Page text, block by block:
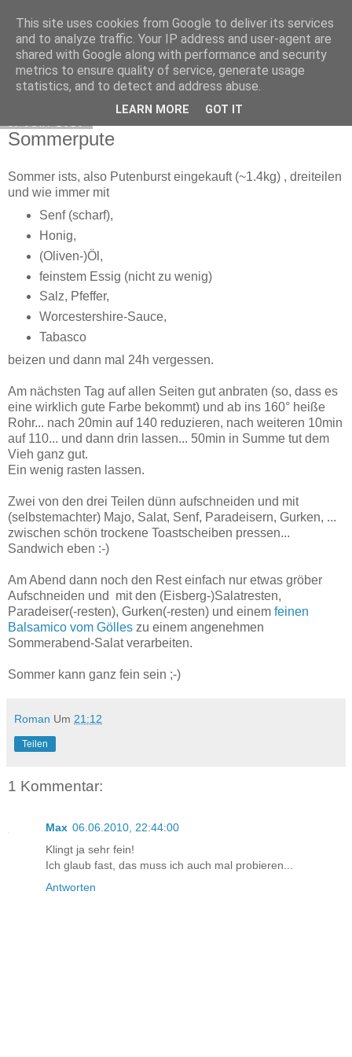
Exec Mampf
Sommerpute
Sommer ists, also Putenburst eingekauft (~1.4kg) , dreiteilen
und wie immer mit
Senf (scharf),
Honig,
(Oliven-)Öl,
feinstem Essig (nicht zu wenig)
Salz, Pfeffer,
Worcestershire-Sauce,
Tabasco
beizen und dann mal 24h vergessen.
Am nächsten Tag auf allen Seiten gut anbraten (so, dass es
eine wirklich gute Farbe bekommt) und ab ins 160° heiße
Rohr... nach 20min auf 140 reduzieren, nach weiteren 10min
auf 110... und dann drin lassen... 50min in Summe tut dem
Vieh ganz gut.
Ein wenig rasten lassen.
Zwei von den drei Teilen dünn aufschneiden und mit
(selbstemachter) Majo, Salat, Senf, Paradeisern, Gurken, ...
zwischen schön trockene Toastscheiben pressen...
Sandwich eben :-)
Am Abend dann noch den Rest einfach nur etwas gröber
Aufschneiden und mit den (Eisberg-)Salatresten,
Paradeiser(-resten), Gurken(-resten) und einem feinen
Balsamico vom Gölles zu einem angenehmen
Sommerabend-Salat verarbeiten.
Sommer kann ganz fein sein ;-)
Roman Um 21:12
Teilen
1 Kommentar:
Max 06.06.2010, 22:44:00
Klingt ja sehr fein!
Ich glaub fast, das muss ich auch mal probieren...
Antworten
This site uses cookies from Google to deliver its services
and to analyze traffic. Your IP address and user-agent are
shared with Google along with performance and security
metrics to ensure quality of service, generate usage
statistics, and to detect and address abuse.
LEARN MORE GOT IT